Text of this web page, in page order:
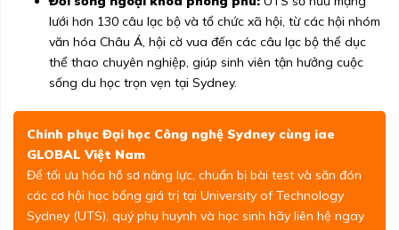
lưới hơn 130 câu lạc bộ và tổ chức xã hội, từ các hội nhóm
văn hóa Châu Á, hội cờ vua đến các câu lạc bộ thể dục
thể thao chuyên nghiệp, giúp sinh viên tận hưởng cuộc
sống du học trọn vẹn tại Sydney.
Chinh phục Đại học Công nghệ Sydney cùng iae
GLOBAL Việt Nam
Để tối ưu hóa hồ sơ năng lực, chuẩn bị bài test và săn đón
các cơ hội học bổng giá trị tại University of Technology
Sydney (UTS), quý phụ huynh và học sinh hãy liên hệ ngay